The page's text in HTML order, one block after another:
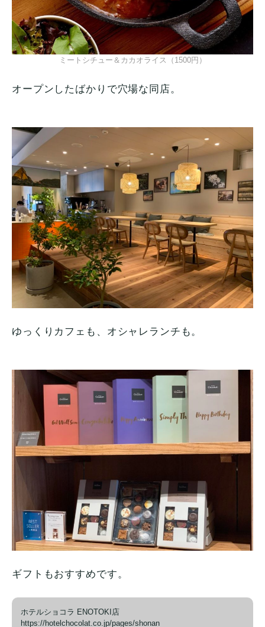
ミートシチュー＆カカオライス（1500円）
オープンしたばかりで穴場な同店。
ゆっくりカフェも、オシャレランチも。
ギフトもおすすめです。
ホテルショコラ ENOTOKI店
https://hotelchocolat.co.jp/pages/shonan